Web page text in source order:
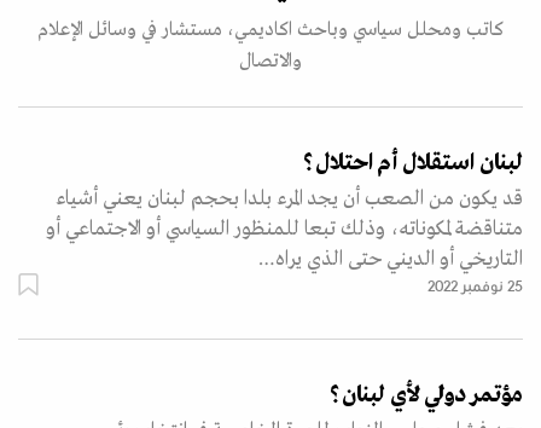
كاتب ومحلل سياسي وباحث اكاديمي، مستشار في وسائل الإعلام
والاتصال
لبنان استقلال أم احتلال؟
قد يكون من الصعب أن يجد المرء بلدا بحجم لبنان يعني أشياء
متناقضة لمكوناته، وذلك تبعا للمنظور السياسي أو الاجتماعي أو
التاريخي أو الديني حتى الذي يراه…
25 نوفمبر 2022
مؤتمر دولي لأي لبنان؟